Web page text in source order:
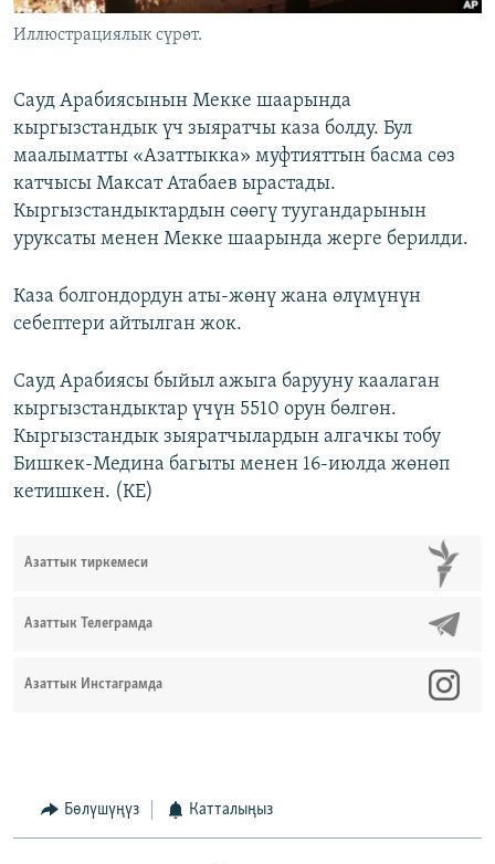
Иллюстрациялык сүрөт.
Сауд Арабиясынын Мекке шаарында
кыргызстандык үч зыяратчы каза болду. Бул
маалыматты «Азаттыкка» муфтияттын басма сөз
катчысы Максат Атабаев ырастады.
Кыргызстандыктардын сөөгү туугандарынын
уруксаты менен Мекке шаарында жерге берилди.
Каза болгондордун аты-жөнү жана өлүмүнүн
себептери айтылган жок.
Сауд Арабиясы быйыл ажыга барууну каалаган
кыргызстандыктар үчүн 5510 орун бөлгөн.
Кыргызстандык зыяратчылардын алгачкы тобу
Бишкек-Медина багыты менен 16-июлда жөнөп
кетишкен. (КЕ)
Азаттык тиркемеси
Азаттык Телеграмда
Азаттык Инстаграмда
Бөлүшүңүз Катталыңыз